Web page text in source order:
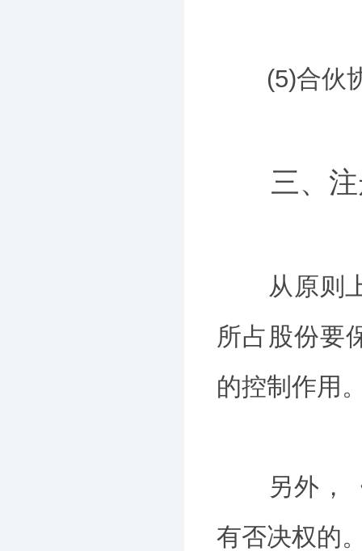
(5)合伙协
三、注
从原则上
所占股份要
的控制作用
另外，《
有否决权的